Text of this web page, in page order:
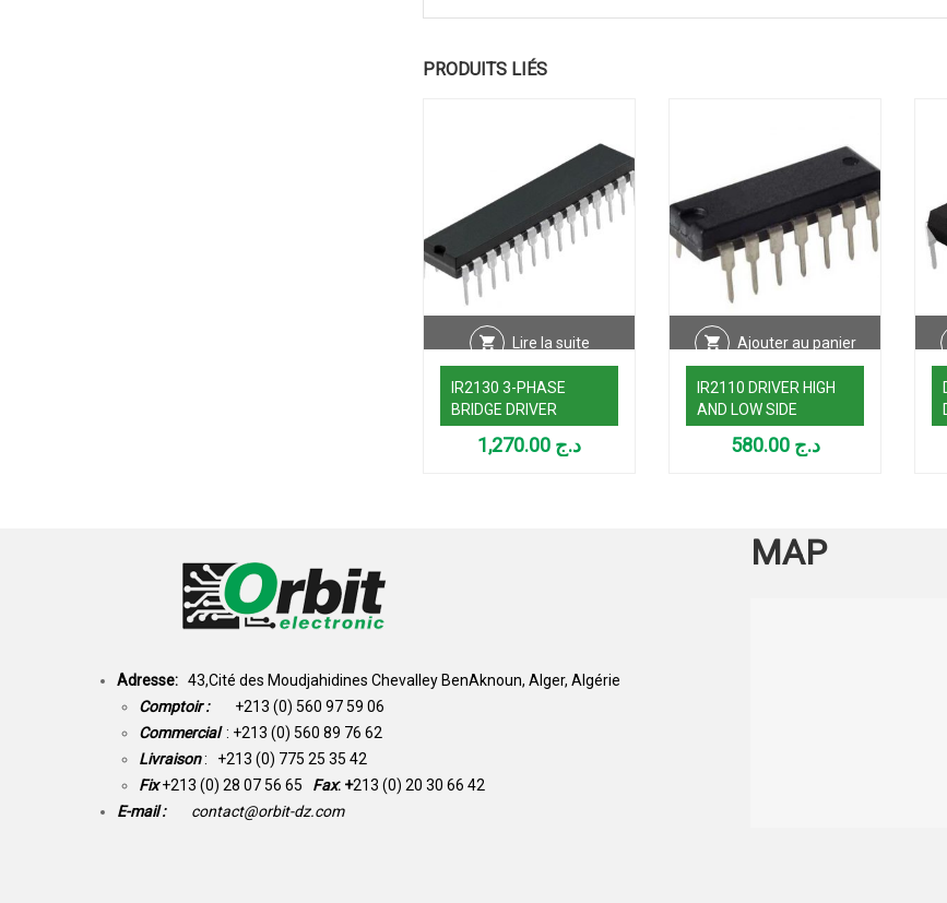
PRODUITS LIÉS
Lire la suite
IR2130 3-PHASE
BRIDGE DRIVER
د.ج
Ajouter au panier
IR2110 DRIVER HIGH
AND LOW SIDE
د.ج 580.00
Adresse: 43,Cité des Moudjahidines Chevalley BenAknoun, Alger, Algérie
Comptoir : +213 (0) 560 97 59 06
Commercial : +213 (0) 560 89 76 62
Livraison: +213 (0) 775 25 35 42
Fix +213 (0) 28 07 56 65 Fax: +213 (0) 20 30 66 42
E-mail :
contact@orbit-dz.com
MAP